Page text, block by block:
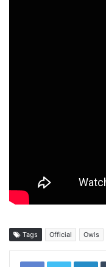
Tags Official Owls